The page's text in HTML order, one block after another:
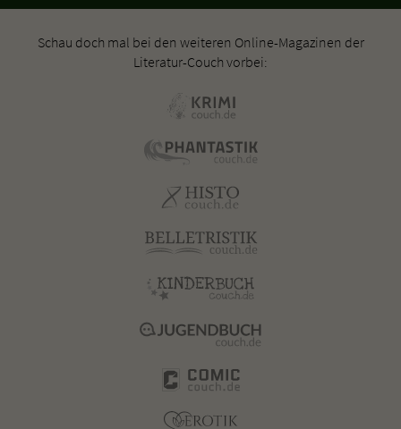
Schau doch mal bei den weiteren Online-Magazinen der
Literatur-Couch vorbei: